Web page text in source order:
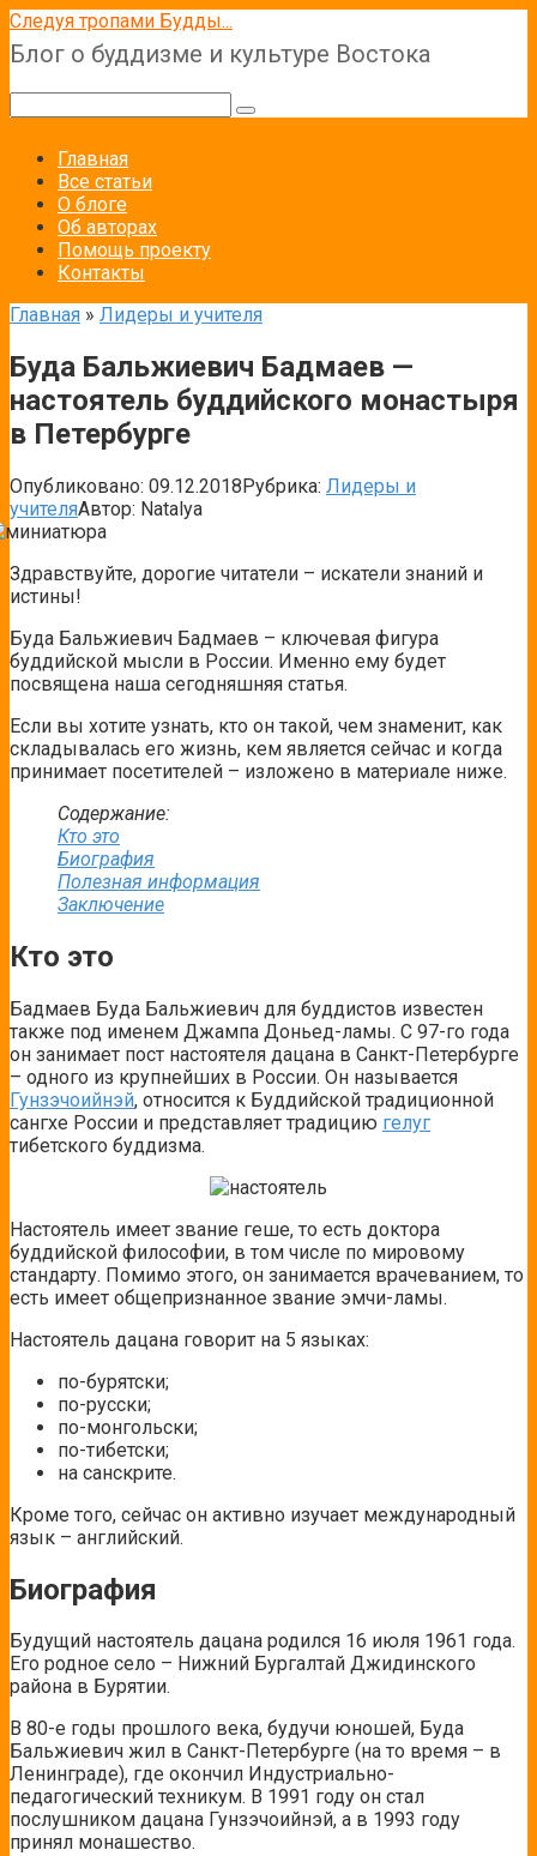
Перейти
к
контенту
Следуя тропами Будды...
Блог о буддизме и культуре Востока
Главная
Все статьи
О блоге
Об авторах
Помощь проекту
Контакты
Главная » Лидеры и учителя
Буда Бальжиевич Бадмаев —
настоятель буддийского монастыря
в Петербурге
Опубликовано: 09.12.2018Рубрика: Лидеры и
учителяАвтор: Natalya
Здравствуйте, дорогие читатели – искатели знаний и
истины!
Буда Бальжиевич Бадмаев – ключевая фигура
буддийской мысли в России. Именно ему будет
посвящена наша сегодняшняя статья.
Если вы хотите узнать, кто он такой, чем знаменит, как
складывалась его жизнь, кем является сейчас и когда
принимает посетителей – изложено в материале ниже.
Содержание:
Кто это
Биография
Полезная информация
Заключение
Кто это
Бадмаев Буда Бальжиевич для буддистов известен
также под именем Джампа Доньед-ламы. С 97-го года
он занимает пост настоятеля дацана в Санкт-Петербурге
– одного из крупнейших в России. Он называется
Гунзэчоийнэй, относится к Буддийской традиционной
сангхе России и представляет традицию гелуг
тибетского буддизма.
Настоятель имеет звание геше, то есть доктора
буддийской философии, в том числе по мировому
стандарту. Помимо этого, он занимается врачеванием, то
есть имеет общепризнанное звание эмчи-ламы.
Настоятель дацана говорит на 5 языках:
по-бурятски;
по-русски;
по-монгольски;
по-тибетски;
на санскрите.
Кроме того, сейчас он активно изучает международный
язык – английский.
Биография
Будущий настоятель дацана родился 16 июля 1961 года.
Его родное село – Нижний Бургалтай Джидинского
района в Бурятии.
В 80-е годы прошлого века, будучи юношей, Буда
Бальжиевич жил в Санкт-Петербурге (на то время – в
Ленинграде), где окончил Индустриально-
педагогический техникум. В 1991 году он стал
послушником дацана Гунзэчоийнэй, а в 1993 году
принял монашество.